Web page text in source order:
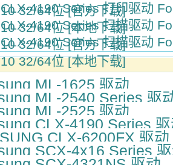
32/64位 [官方下载]
4190 Series 打印驱动
32/64位 [本地下载]
4190 Series 扫描驱动
32/64位 [官方下载]
4190 Series 扫描驱动
32/64位 [本地下载]
ML-1625 驱动
ML-2540 Series 驱
ML-2525 驱动
CLX-4190 Series
CLX-6200FX 驱动
SCX-4x16 Series